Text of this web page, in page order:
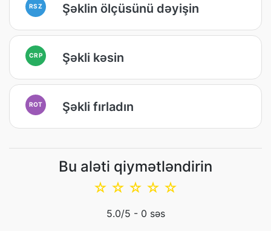
RSZ Şəklin ölçüsünü dəyişin
CRP Şəkli kəsin
ROT Şəkli fırladın
Bu aləti qiymətləndirin
☆
☆
☆
☆
☆
5.0/5 - 0 səs